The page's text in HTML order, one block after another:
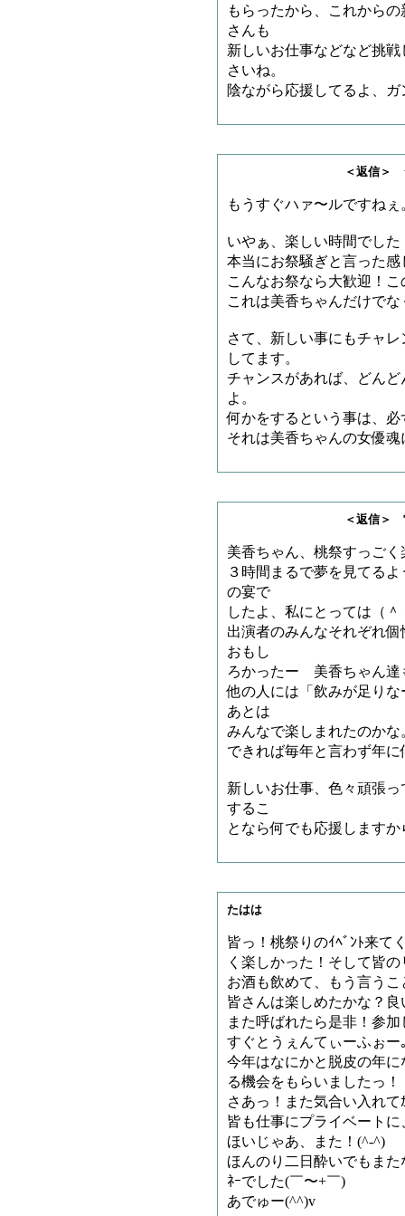
もらったから、これから
さんも
新しいお仕事などなど挑
さいね。
陰ながら応援してるよ、ガ
＜返信＞ ジャリゴ
もうすぐハァ〜ルですね
いやぁ、楽しい時間でし
本当にお祭騒ぎと言った
こんなお祭なら大歓迎！
これは美香ちゃんだけで
さて、新しい事にもチャ
してます。
チャンスがあれば、どん
よ。
何かをするという事は、
それは美香ちゃんの女優
＜返信＞ 雷神王さ
美香ちゃん、桃祭すっご
３時間まるで夢を見てる
の宴で
したよ、私にとっては（
出演者のみんなそれぞれ
おもし
ろかったー 美香ちゃん達
他の人には「飲みが足り
あとは
みんなで楽しまれたのか
できれば毎年と言わず年
新しいお仕事、色々頑張
するこ
となら何でも応援しますか
たはは
皆っ！桃祭りのｲﾍﾞﾝﾄ来て
く楽しかった！そして皆
お酒も飲めて、もう言う
皆さんは楽しめたかな？
また呼ばれたら是非！参
すぐとうぇんてぃーふぉー
今年はなにかと脱皮の年
る機会をもらいましたっ！
さあっ！また気合い入れ
皆も仕事にプライベート
ほいじゃあ、また！(^-^)
ほんのり二日酔いでもま
ﾈｰでした(￣〜+￣)
あでゅー(^^)v